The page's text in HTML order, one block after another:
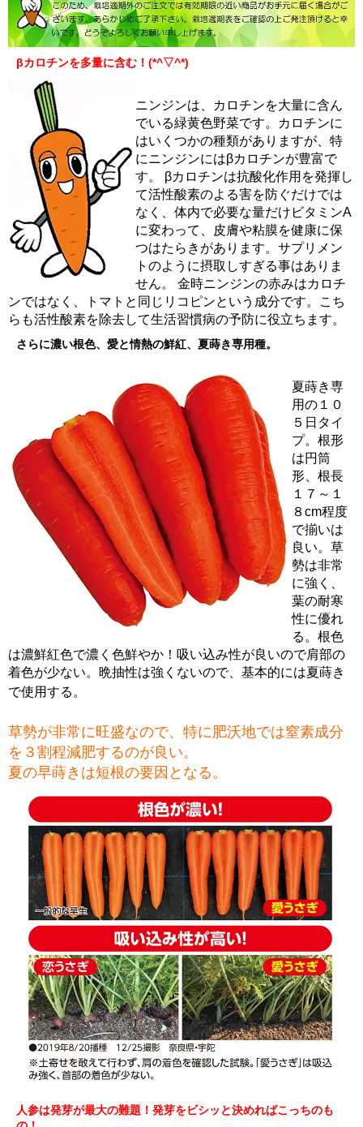
βカロチンを多量に含む！(*^▽^*)
ニンジンは、カロチンを大量に含ん
でいる緑黄色野菜です。カロチンに
はいくつかの種類がありますが、特
にニンジンにはβカロチンが豊富で
す。 βカロチンは抗酸化作用を発揮し
て活性酸素のよる害を防ぐだけでは
なく、体内で必要な量だけビタミンA
に変わって、皮膚や粘膜を健康に保
つはたらきがあります。サプリメン
トのように摂取しすぎる事はありま
せん。 金時ニンジンの赤みはカロチ
ンではなく、トマトと同じリコピンという成分です。こち
らも活性酸素を除去して生活習慣病の予防に役立ちます。
さらに濃い根色、愛と情熱の鮮紅、夏蒔き専用種。
夏蒔き専
用の１０
５日タイ
プ。根形
は円筒
形、根長
１７～１
８cm程度
で揃いは
良い。草
勢は非常
に強く、
葉の耐寒
性に優れ
る。根色
は濃鮮紅色で濃く色鮮やか！吸い込み性が良いので肩部の
着色が少ない。晩抽性は強くないので、基本的には夏蒔き
で使用する。
草勢が非常に旺盛なので、特に肥沃地では窒素成分
を３割程減肥するのが良い。
夏の早蒔きは短根の要因となる。
人参は発芽が最大の難題！発芽をビシッと決めればこっちのも